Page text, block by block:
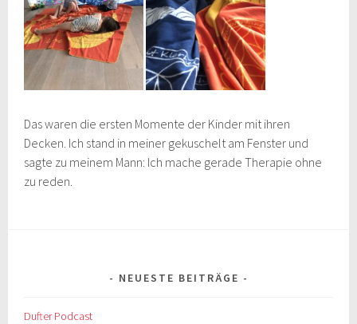
Das waren die ersten Momente der Kinder mit ihren
Decken. Ich stand in meiner gekuschelt am Fenster und
sagte zu meinem Mann: Ich mache gerade Therapie ohne
zu reden.
NEUESTE BEITRÄGE
Dufter Podcast